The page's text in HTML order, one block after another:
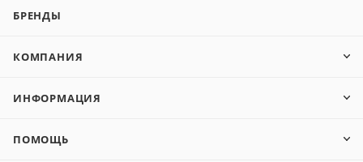
БРЕНДЫ
КОМПАНИЯ
ИНФОРМАЦИЯ
ПОМОЩЬ